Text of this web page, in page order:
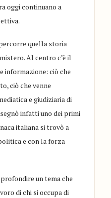
oggi continuano a
quella storia
Al centro c’è il
informazione: ciò che
ciò che venne
e giudiziaria di
infatti uno dei primi
italiana si trovò a
e con la forza
un tema che
di chi si occupa di